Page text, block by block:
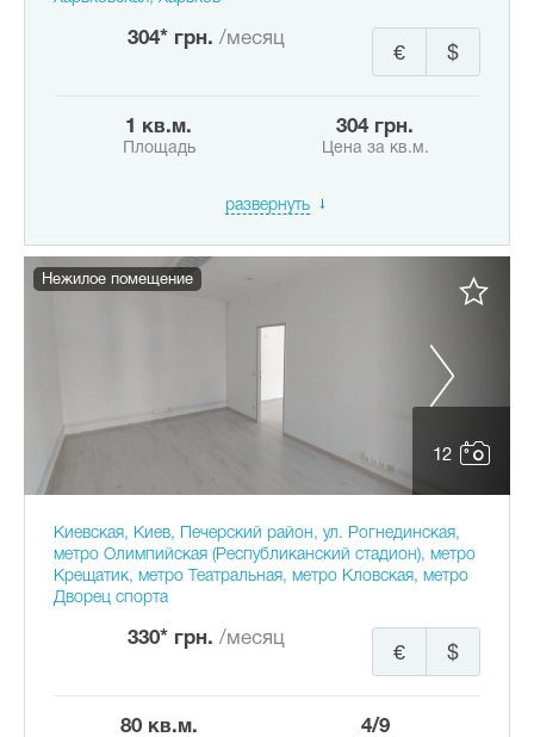
304* грн. /месяц
$
€
1 кв.м.
Площадь
304 грн.
Цена за кв.м.
развернуть
12
Нежилое помещение
Киевская, Киев, Печерский район, ул. Рогнединская,
метро Олимпийская (Республиканский стадион), метро
Крещатик, метро Театральная, метро Кловская, метро
Дворец спорта
330* грн. /месяц
$
€
80 кв.м. 4/9